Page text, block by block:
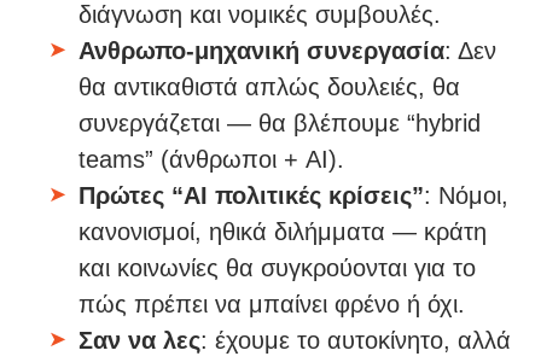
διάγνωση και νομικές συμβουλές.
Ανθρωπο-μηχανική συνεργασία: Δεν
θα αντικαθιστά απλώς δουλειές, θα
συνεργάζεται — θα βλέπουμε “hybrid
teams” (άνθρωποι + AI).
Πρώτες “AI πολιτικές κρίσεις”: Νόμοι,
κανονισμοί, ηθικά διλήμματα — κράτη
και κοινωνίες θα συγκρούονται για το
πώς πρέπει να μπαίνει φρένο ή όχι.
Σαν να λες: έχουμε το αυτοκίνητο, αλλά